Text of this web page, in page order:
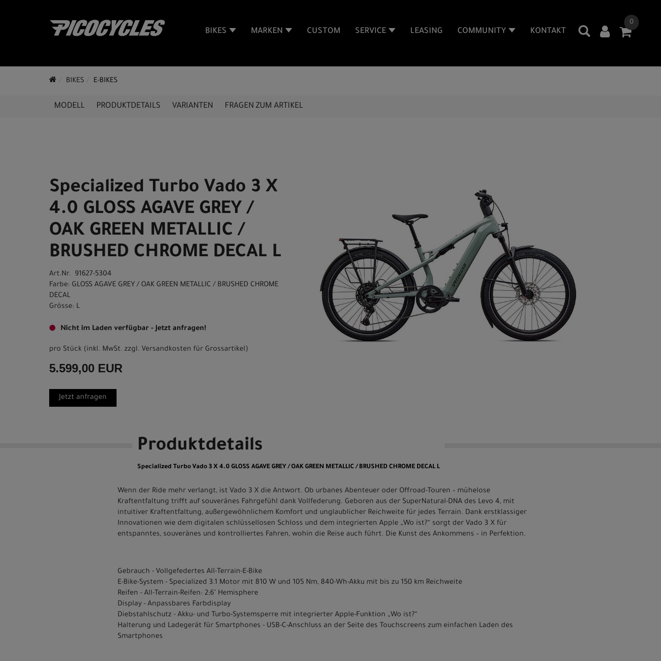
0
BIKES MARKEN CUSTOM SERVICE LEASING COMMUNITY KONTAKT
BIKES E-BIKES
MODELL PRODUKTDETAILS VARIANTEN FRAGEN ZUM ARTIKEL
Specialized Turbo Vado 3 X
4.0 GLOSS AGAVE GREY /
OAK GREEN METALLIC /
BRUSHED CHROME DECAL L
Art.Nr. 91627-5304
Farbe: GLOSS AGAVE GREY / OAK GREEN METALLIC / BRUSHED CHROME
DECAL
Grösse: L
Nicht im Laden verfügbar - Jetzt anfragen!
pro Stück (inkl. MwSt. zzgl. Versandkosten für Grossartikel)
5.599,00 EUR
Jetzt anfragen
Produktdetails
Specialized Turbo Vado 3 X 4.0 GLOSS AGAVE GREY / OAK GREEN METALLIC / BRUSHED CHROME DECAL L
Wenn der Ride mehr verlangt, ist Vado 3 X die Antwort. Ob urbanes Abenteuer oder Offroad-Touren – mühelose
Kraftentfaltung trifft auf souveränes Fahrgefühl dank Vollfederung. Geboren aus der SuperNatural-DNA des Levo 4, mit
intuitiver Kraftentfaltung, außergewöhnlichem Komfort und unglaublicher Reichweite für jedes Terrain. Dank erstklassiger
Innovationen wie dem digitalen schlüssellosen Schloss und dem integrierten Apple „Wo ist?“ sorgt der Vado 3 X für
entspanntes, souveränes und kontrolliertes Fahren, wohin die Reise auch führt. Die Kunst des Ankommens – in Perfektion.
Gebrauch - Vollgefedertes All-Terrain-E-Bike
E-Bike-System - Specialized 3.1 Motor mit 810 W und 105 Nm, 840-Wh-Akku mit bis zu 150 km Reichweite
Reifen - All-Terrain-Reifen: 2;6" Hemisphere
Display - Anpassbares Farbdisplay
Diebstahlschutz - Akku- und Turbo-Systemsperre mit integrierter Apple-Funktion „Wo ist?“
Halterung und Ladegerät für Smartphones - USB-C-Anschluss an der Seite des Touchscreens zum einfachen Laden des
Smartphones